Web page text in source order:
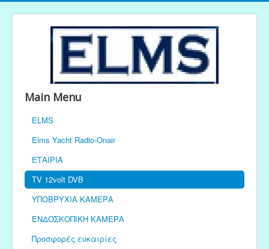
Main Menu
ELMS
Elms Yacht Radio-Onair
ΕΤΑΙΡΙΑ
TV 12volt DVB
ΥΠΟΒΡΥΧΙΑ ΚΑΜΕΡΑ
ΕΝΔΟΣΚΟΠΙΚΗ ΚΑΜΕΡΑ
Προσφορές ευκαιρίες